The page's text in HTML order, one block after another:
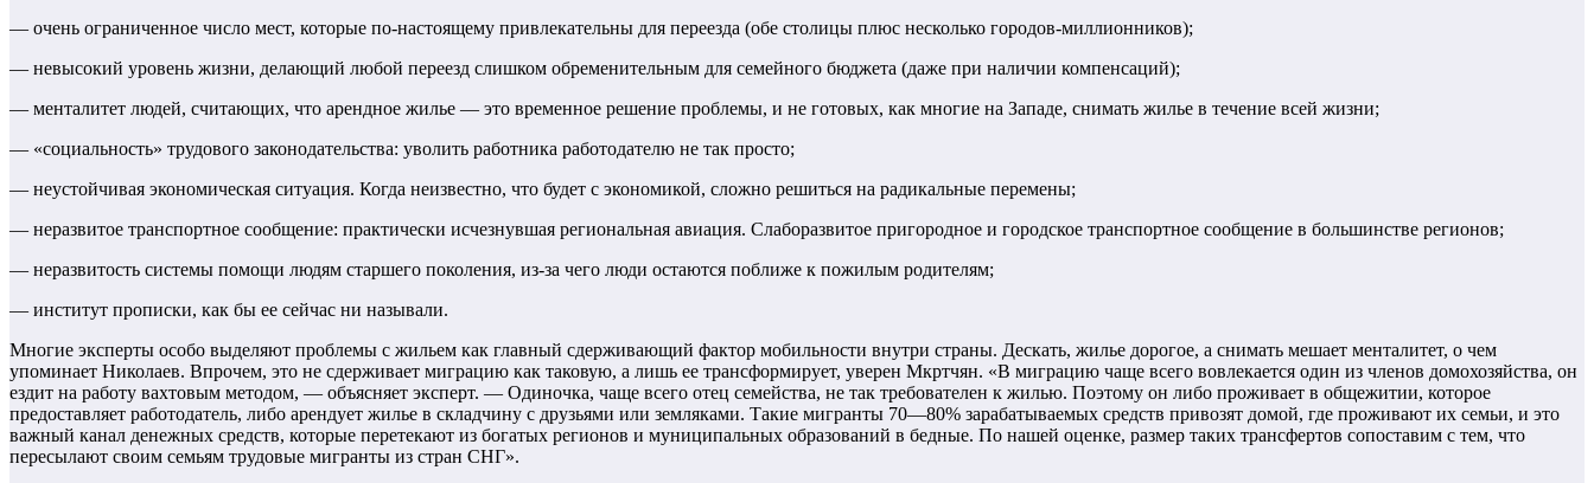
— очень ограниченное число мест, которые по-настоящему привлекательны для переезда (обе столицы плюс несколько городов-миллионников);
— невысокий уровень жизни, делающий любой переезд слишком обременительным для семейного бюджета (даже при наличии компенсаций);
— менталитет людей, считающих, что арендное жилье — это временное решение проблемы, и не готовых, как многие на Западе, снимать жилье в течение всей жизни;
— «социальность» трудового законодательства: уволить работника работодателю не так просто;
— неустойчивая экономическая ситуация. Когда неизвестно, что будет с экономикой, сложно решиться на радикальные перемены;
— неразвитое транспортное сообщение: практически исчезнувшая региональная авиация. Слаборазвитое пригородное и городское транспортное сообщение в большинстве регионов;
— неразвитость системы помощи людям старшего поколения, из-за чего люди остаются поближе к пожилым родителям;
— институт прописки, как бы ее сейчас ни называли.
Многие эксперты особо выделяют проблемы с жильем как главный сдерживающий фактор мобильности внутри страны. Дескать, жилье дорогое, а снимать мешает менталитет, о чем
упоминает Николаев. Впрочем, это не сдерживает миграцию как таковую, а лишь ее трансформирует, уверен Мкртчян. «В миграцию чаще всего вовлекается один из членов домохозяйства, он
ездит на работу вахтовым методом, — объясняет эксперт. — Одиночка, чаще всего отец семейства, не так требователен к жилью. Поэтому он либо проживает в общежитии, которое
предоставляет работодатель, либо арендует жилье в складчину с друзьями или земляками. Такие мигранты 70—80% зарабатываемых средств привозят домой, где проживают их семьи, и это
важный канал денежных средств, которые перетекают из богатых регионов и муниципальных образований в бедные. По нашей оценке, размер таких трансфертов сопоставим с тем, что
пересылают своим семьям трудовые мигранты из стран СНГ».